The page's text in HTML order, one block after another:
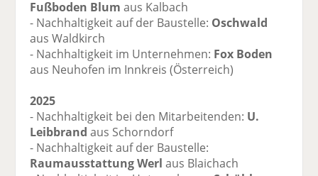
Fußboden Blum aus Kalbach
- Nachhaltigkeit auf der Baustelle: Oschwald
aus Waldkirch
- Nachhaltigkeit im Unternehmen: Fox Boden
aus Neuhofen im Innkreis (Österreich)
2025
- Nachhaltigkeit bei den Mitarbeitenden: U.
Leibbrand aus Schorndorf
- Nachhaltigkeit auf der Baustelle:
Raumausstattung Werl aus Blaichach